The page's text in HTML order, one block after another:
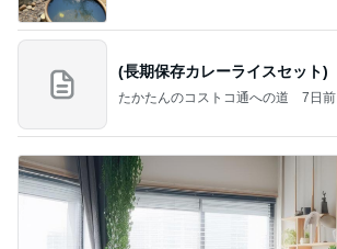
(長期保存カレーライスセット)
たかたんのコストコ通への道 7日前